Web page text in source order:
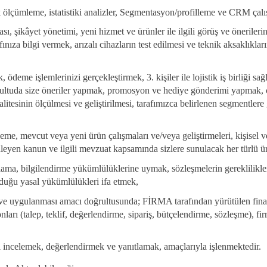
istatistiki analizler, Segmentasyon/profilleme ve CRM
şikâyet yönetimi, yeni hizmet ve ürünler ile ilgili görüş ve
bilgi vermek, arızalı cihazların test edilmesi ve teknik
ödeme işlemlerinizi gerçekleştirmek, 3. kişiler ile lojistik iş birliği
size öneriler yapmak, promosyon ve hediye gönderimi yapmak,
ölçülmesi ve geliştirilmesi, tarafımızca belirlenen
mevcut veya yeni ürün çalışmaları ve/veya geliştirmeleri, kişisel
kanun ve ilgili mevzuat kapsamında sizlere sunulacak her türlü
bilgilendirme yükümlülüklerine uymak, sözleşmelerin
yasal yükümlülükleri ifa etmek,
amacı doğrultusunda; FİRMA tarafından yürütülen
(talep, teklif, değerlendirme, sipariş, bütçelendirme, sözleşme),
değerlendirmek ve yanıtlamak, amaçlarıyla işlenmektedir.